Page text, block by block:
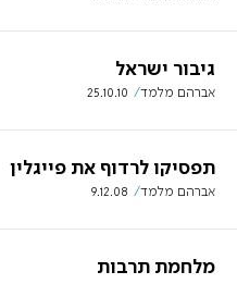
גיבור ישראל
אברהם מלמד 25.10.10
תפסיקו לרדוף את פייגלין
אברהם מלמד 9.12.08
מלחמת תרבות